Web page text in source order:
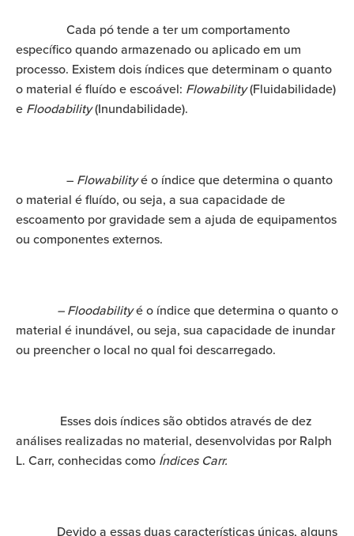
Cada pó tende a ter um comportamento
específico quando armazenado ou aplicado em um
processo. Existem dois índices que determinam o quanto
o material é fluído e escoável: Flowability(Fluidabilidade)
e Floodability(Inundabilidade).
– Flowabilityé o índice que determina o quanto
o material é fluído, ou seja, a sua capacidade de
escoamento por gravidade sem a ajuda de equipamentos
ou componentes externos.
– Floodabilityé o índice que determina o quanto o
material é inundável, ou seja, sua capacidade de inundar
ou preencher o local no qual foi descarregado.
Esses dois índices são obtidos através de dez
análises realizadas no material, desenvolvidas por Ralph
L. Carr, conhecidas como Índices Carr.
Devido a essas duas características únicas, alguns